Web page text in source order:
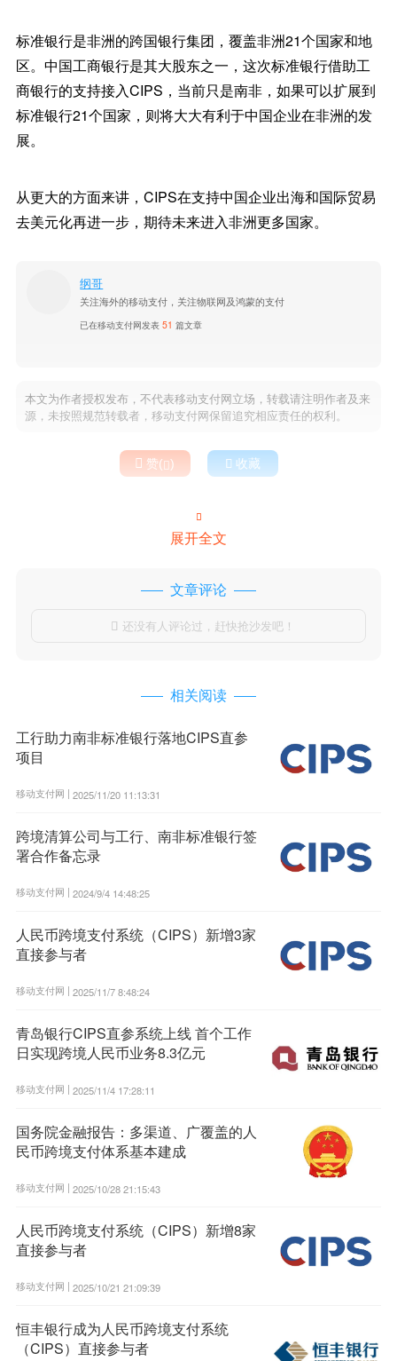
标准银行是非洲的跨国银行集团，覆盖非洲21个国家和地
区。中国工商银行是其大股东之一，这次标准银行借助工
商银行的支持接入CIPS，当前只是南非，如果可以扩展到
标准银行21个国家，则将大大有利于中国企业在非洲的发
展。
从更大的方面来讲，CIPS在支持中国企业出海和国际贸易
去美元化再进一步，期待未来进入非洲更多国家。
纲哥
关注海外的移动支付，关注物联网及鸿蒙的支付
已在移动支付网发表51 篇文章
本文为作者授权发布，不代表移动支付网立场，转载请注明作者及来
源，未按照规范转载者，移动支付网保留追究相应责任的权利。
 赞()  收藏

展开全文
文章评论
 还没有人评论过，赶快抢沙发吧！
相关阅读
工行助力南非标准银行落地CIPS直参
项目
移动支付网 | 2025/11/20 11:13:31
跨境清算公司与工行、南非标准银行签
署合作备忘录
移动支付网 | 2024/9/4 14:48:25
人民币跨境支付系统（CIPS）新增3家
直接参与者
移动支付网 | 2025/11/7 8:48:24
青岛银行CIPS直参系统上线 首个工作
日实现跨境人民币业务8.3亿元
移动支付网 | 2025/11/4 17:28:11
国务院金融报告：多渠道、广覆盖的人
民币跨境支付体系基本建成
移动支付网 | 2025/10/28 21:15:43
人民币跨境支付系统（CIPS）新增8家
直接参与者
移动支付网 | 2025/10/21 21:09:39
恒丰银行成为人民币跨境支付系统
（CIPS）直接参与者